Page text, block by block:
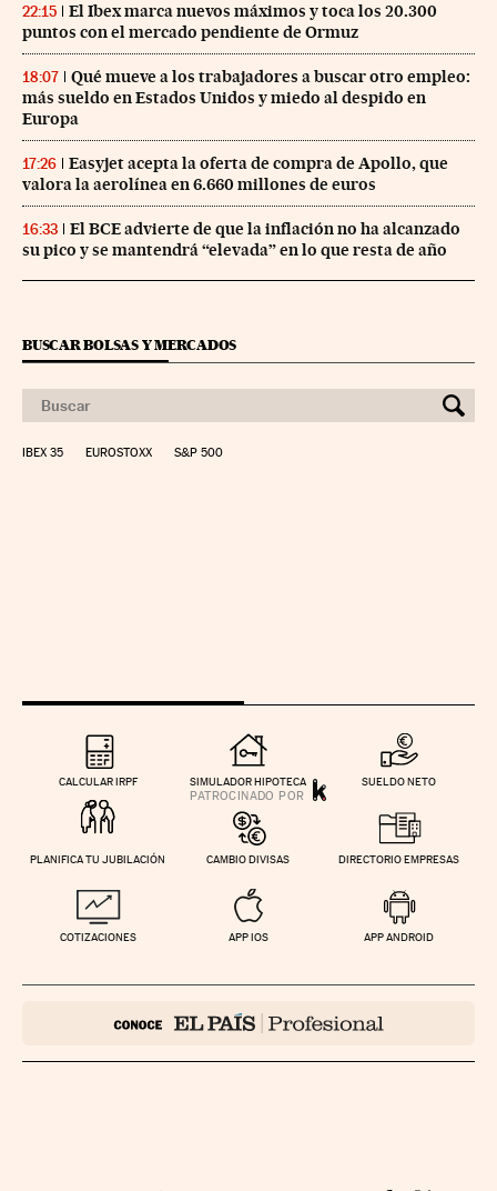
22:15
El Ibex marca nuevos máximos y toca los 20.300
puntos con el mercado pendiente de Ormuz
18:07
Qué mueve a los trabajadores a buscar otro empleo:
más sueldo en Estados Unidos y miedo al despido en
Europa
17:26
Easyjet acepta la oferta de compra de Apollo, que
valora la aerolínea en 6.660 millones de euros
16:33
El BCE advierte de que la inflación no ha alcanzado
su pico y se mantendrá “elevada” en lo que resta de año
BUSCAR BOLSAS Y MERCADOS
IBEX 35 EUROSTOXX S&P 500
CALCULAR IRPF SIMULADOR HIPOTECA SUELDO NETO
PLANIFICA TU JUBILACIÓN CAMBIO DIVISAS DIRECTORIO EMPRESAS
COTIZACIONES APP IOS APP ANDROID